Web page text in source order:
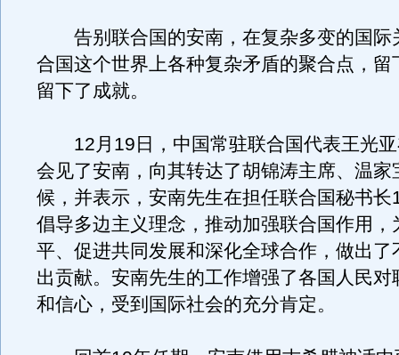
告别联合国的安南，在复杂多变的国际
合国这个世界上各种复杂矛盾的聚合点，留
留下了成就。
12月19日，中国常驻联合国代表王光亚
会见了安南，向其转达了胡锦涛主席、温家
候，并表示，安南先生在担任联合国秘书长
倡导多边主义理念，推动加强联合国作用，
平、促进共同发展和深化全球合作，做出了
出贡献。安南先生的工作增强了各国人民对
和信心，受到国际社会的充分肯定。